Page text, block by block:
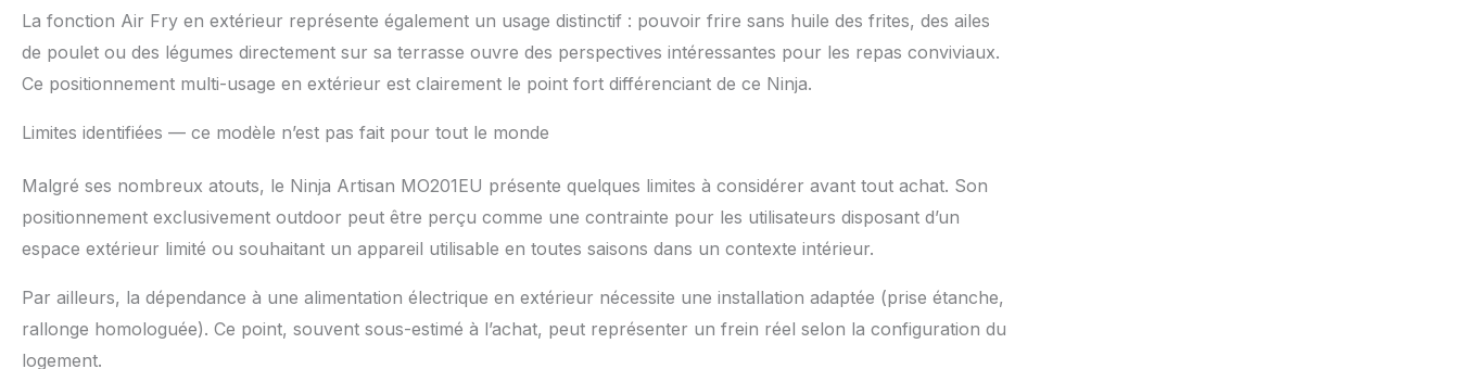
La fonction Air Fry en extérieur représente également un usage distinctif : pouvoir frire sans huile des frites, des ailes
de poulet ou des légumes directement sur sa terrasse ouvre des perspectives intéressantes pour les repas conviviaux.
Ce positionnement multi-usage en extérieur est clairement le point fort différenciant de ce Ninja.
Limites identifiées — ce modèle n’est pas fait pour tout le monde
Malgré ses nombreux atouts, le Ninja Artisan MO201EU présente quelques limites à considérer avant tout achat. Son
positionnement exclusivement outdoor peut être perçu comme une contrainte pour les utilisateurs disposant d’un
espace extérieur limité ou souhaitant un appareil utilisable en toutes saisons dans un contexte intérieur.
Par ailleurs, la dépendance à une alimentation électrique en extérieur nécessite une installation adaptée (prise étanche,
rallonge homologuée). Ce point, souvent sous-estimé à l’achat, peut représenter un frein réel selon la configuration du
logement.